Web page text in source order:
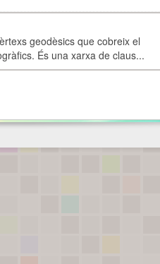
geodèsics que cobreix el
És una xarxa de claus...